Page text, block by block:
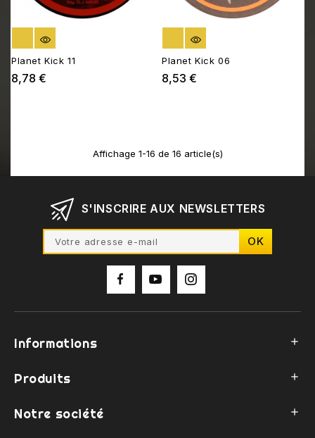
RUPTURE DE STOCK
Planet Kick 11
8,78 €
RUPTURE DE STOCK
Planet Kick 06
8,53 €
Affichage 1-16 de 16 article(s)
S'INSCRIRE AUX NEWSLETTERS
Informations 
Produits 
Notre société 